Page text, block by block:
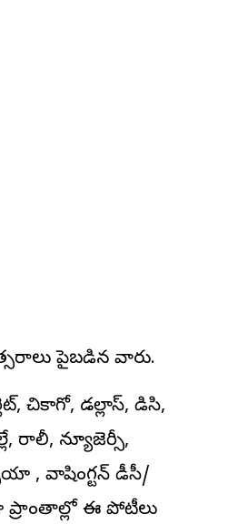
పైబడిన వారు.
చికాగో, డల్లాస్, డిసి,
రాలీ, న్యూజెర్సీ,
, వాషింగ్టన్ డీసీ/
ఈ పోటీలు